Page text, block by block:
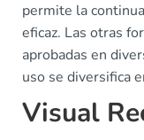
permite la
eficaz. Las otras
aprobadas en
uso se diversifica
Visual